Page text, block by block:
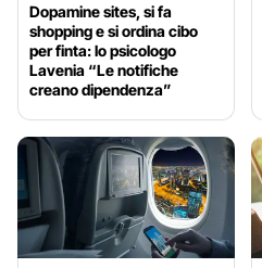
Dopamine sites, si fa
shopping e si ordina cibo
per finta: lo psicologo
Lavenia “Le notifiche
creano dipendenza”